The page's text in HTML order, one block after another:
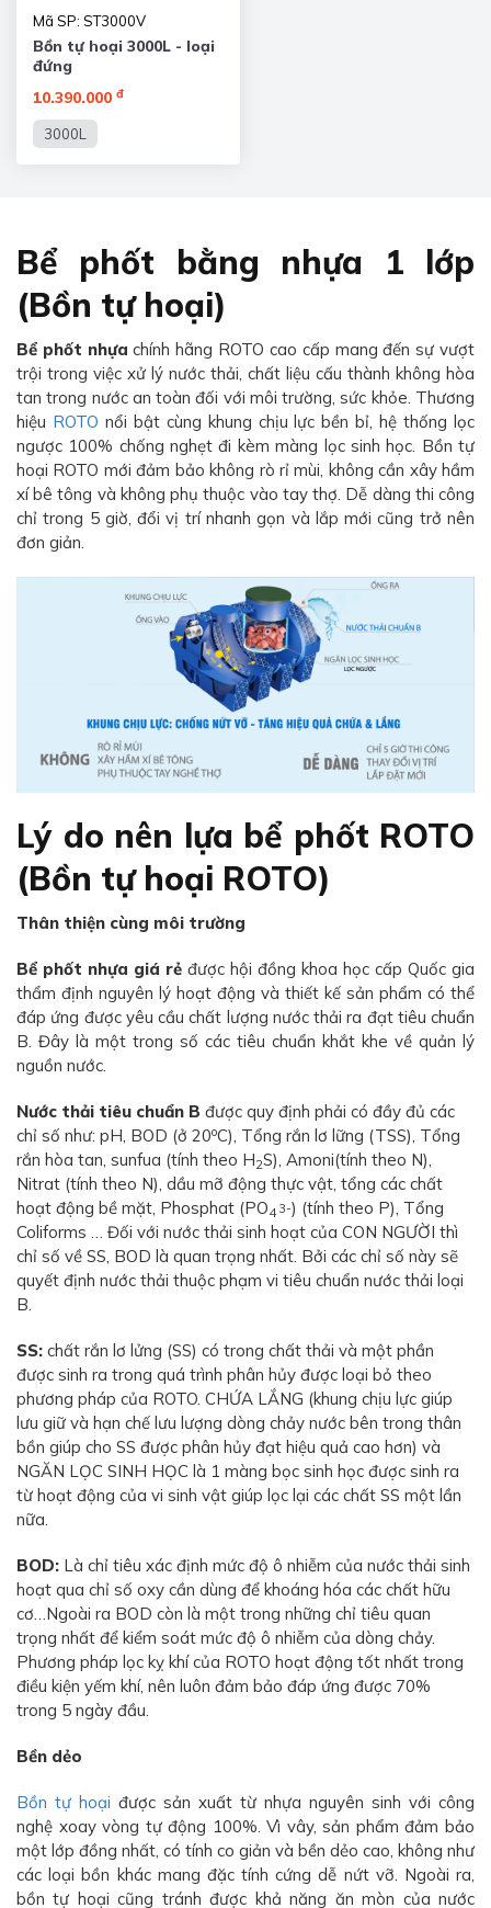
Mã SP: ST3000V
Bồn tự hoại 3000L - loại
đứng
10.390.000 đ
3000L
Bể phốt bằng nhựa 1 lớp
(Bồn tự hoại)
Bể phốt nhựa chính hãng ROTO cao cấp mang đến sự vượt
trội trong việc xử lý nước thải, chất liệu cấu thành không hòa
tan trong nước an toàn đối với môi trường, sức khỏe. Thương
hiệu ROTO nổi bật cùng khung chịu lực bền bỉ, hệ thống lọc
ngược 100% chống nghẹt đi kèm màng lọc sinh học. Bồn tự
hoại ROTO mới đảm bảo không rò rỉ mùi, không cần xây hầm
xí bê tông và không phụ thuộc vào tay thợ. Dễ dàng thi công
chỉ trong 5 giờ, đổi vị trí nhanh gọn và lắp mới cũng trở nên
đơn giản.
Lý do nên lựa bể phốt ROTO
(Bồn tự hoại ROTO)
Thân thiện cùng môi trường
Bể phốt nhựa giá rẻ được hội đồng khoa học cấp Quốc gia
thẩm định nguyên lý hoạt động và thiết kế sản phẩm có thể
đáp ứng được yêu cầu chất lượng nước thải ra đạt tiêu chuẩn
B. Đây là một trong số các tiêu chuẩn khắt khe về quản lý
nguồn nước.
Nước thải tiêu chuẩn B được quy định phải có đầy đủ các
chỉ số như: pH, BOD (ở 20oC), Tổng rắn lơ lững (TSS), Tổng
rắn hòa tan, sunfua (tính theo H2S), Amoni(tính theo N),
Nitrat (tính theo N), dầu mỡ động thực vật, tổng các chất
hoạt động bề mặt, Phosphat (PO4 3-) (tính theo P), Tổng
Coliforms … Đối với nước thải sinh hoạt của CON NGƯỜI thì
chỉ số về SS, BOD là quan trọng nhất. Bởi các chỉ số này sẽ
quyết định nước thải thuộc phạm vi tiêu chuẩn nước thải loại
B.
SS: chất rắn lơ lửng (SS) có trong chất thải và một phần
được sinh ra trong quá trình phân hủy được loại bỏ theo
phương pháp của ROTO. CHỨA LẮNG (khung chịu lực giúp
lưu giữ và hạn chế lưu lượng dòng chảy nước bên trong thân
bồn giúp cho SS được phân hủy đạt hiệu quả cao hơn) và
NGĂN LỌC SINH HỌC là 1 màng bọc sinh học được sinh ra
từ hoạt động của vi sinh vật giúp lọc lại các chất SS một lần
nữa.
BOD: Là chỉ tiêu xác định mức độ ô nhiễm của nước thải sinh
hoạt qua chỉ số oxy cần dùng để khoáng hóa các chất hữu
cơ…Ngoài ra BOD còn là một trong những chỉ tiêu quan
trọng nhất để kiểm soát mức độ ô nhiễm của dòng chảy.
Phương pháp lọc kỵ khí của ROTO hoạt động tốt nhất trong
điều kiện yếm khí, nên luôn đảm bảo đáp ứng được 70%
trong 5 ngày đầu.
Bền dẻo
Bồn tự hoại được sản xuất từ nhựa nguyên sinh với công
nghệ xoay vòng tự động 100%. Vì vây, sản phẩm đảm bảo
một lớp đồng nhất, có tính co giản và bền dẻo cao, không như
các loại bồn khác mang đặc tính cứng dễ nứt vỡ. Ngoài ra,
bồn tự hoại cũng tránh được khả năng ăn mòn của nước